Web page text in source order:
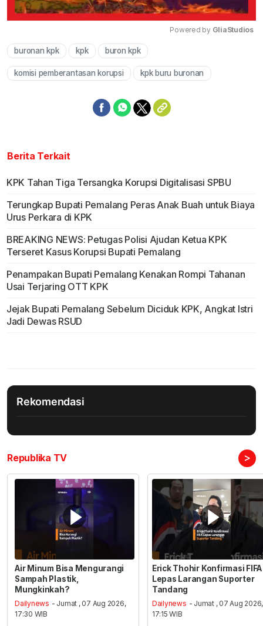
Powered by GliaStudios
buronan kpk kpk buron kpk
komisi pemberantasan korupsi kpk buru buronan
Berita Terkait
KPK Tahan Tiga Tersangka Korupsi Digitalisasi SPBU
Terungkap Bupati Pemalang Peras Anak Buah untuk Biaya
Urus Perkara di KPK
BREAKING NEWS: Petugas Polisi Ajudan Ketua KPK
Terseret Kasus Korupsi Bupati Pemalang
Penampakan Bupati Pemalang Kenakan Rompi Tahanan
Usai Terjaring OTT KPK
Jejak Bupati Pemalang Sebelum Diciduk KPK, Angkat Istri
Jadi Dewas RSUD
Rekomendasi
Republika TV >
Air Minum Bisa Mengurangi
Sampah Plastik,
Mungkinkah?
Dailynews - Jumat , 07 Aug 2026,
17:30 WIB
Erick Thohir Konfirmasi FIFA
Lepas Larangan Suporter
Tandang
Dailynews - Jumat , 07 Aug 2026,
17:15 WIB